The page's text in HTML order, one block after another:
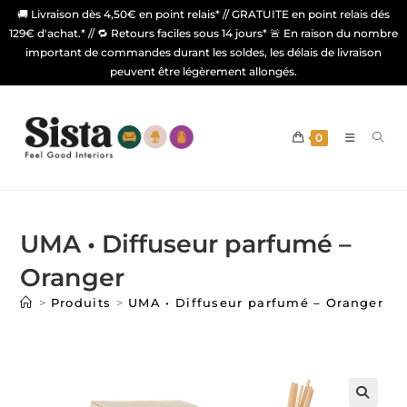
🚚 Livraison dès 4,50€ en point relais* // GRATUITE en point relais dés
129€ d'achat.* // 🔁 Retours faciles sous 14 jours* 🚨 En raison du nombre
important de commandes durant les soldes, les délais de livraison
peuvent être légèrement allongés.
0
UMA • Diffuseur parfumé –
Oranger
> Produits > UMA • Diffuseur parfumé – Oranger